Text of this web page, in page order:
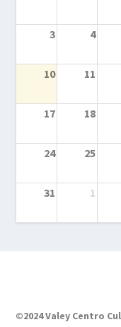
3 4
10 11
17 18
24 25
31 1
©2024 Valey Centro